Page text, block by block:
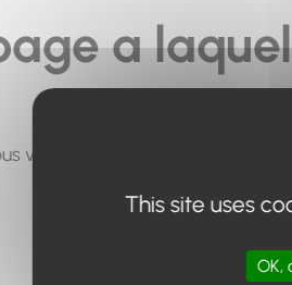
a
vous invitons à utiliser le
This site uses
OK,